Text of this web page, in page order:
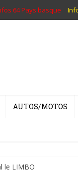
64 Pays basque
AUTOS/MOTOS
le LIMBO